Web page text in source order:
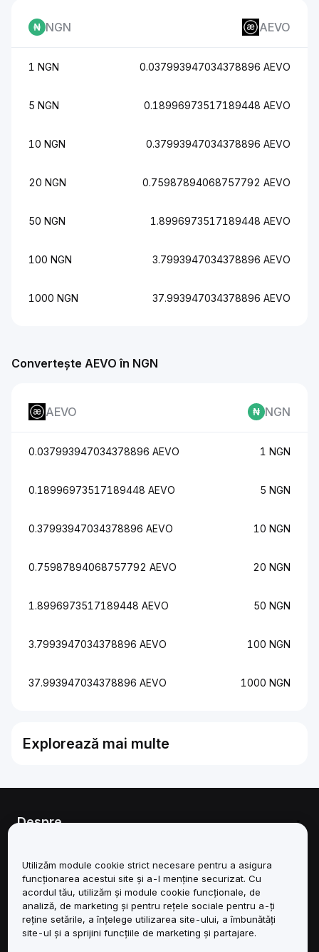
Convertește AEVO în NGN
AEVO NGN
0.037993947034378896 AEVO 1 NGN
0.18996973517189448 AEVO 5 NGN
0.37993947034378896 AEVO 10 NGN
0.75987894068757792 AEVO 20 NGN
1.8996973517189448 AEVO 50 NGN
3.7993947034378896 AEVO 100 NGN
37.993947034378896 AEVO 1000 NGN
NGN AEVO
1 NGN 0.037993947034378896 AEVO
5 NGN 0.18996973517189448 AEVO
10 NGN 0.37993947034378896 AEVO
20 NGN 0.75987894068757792 AEVO
50 NGN 1.8996973517189448 AEVO
100 NGN 3.7993947034378896 AEVO
1000 NGN 37.993947034378896 AEVO
Explorează mai multe
Despre
Asistență
Produse
Utilizăm module cookie strict necesare pentru a asigura
funcționarea acestui site și a-l menține securizat. Cu
acordul tău, utilizăm și module cookie funcționale, de
analiză, de marketing și pentru rețele sociale pentru a-ți
reține setările, a înțelege utilizarea site-ului, a îmbunătăți
site-ul și a sprijini funcțiile de marketing și partajare.